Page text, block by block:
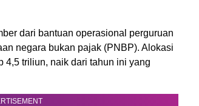
dari bantuan operasional perguruan
negara bukan pajak (PNBP). Alokasi
4,5 triliun, naik dari tahun ini yang